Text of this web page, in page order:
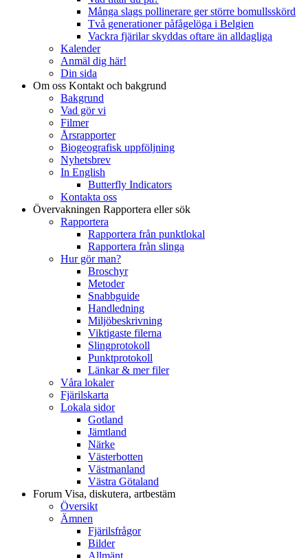
Många slags pollinerare ger större bomullsskörd
Två generationer påfågelöga i Belgien
Vackra fjärilar skyddas oftare än alldagliga
Kalender
Anmäl dig här!
Din sida
Om oss Kontakt och bakgrund
Bakgrund
Vad gör vi
Filmer
Årsrapporter
Biogeografisk uppföljning
Nyhetsbrev
In English
Butterfly Indicators
Kontakta oss
Övervakningen Rapportera eller sök
Rapportera
Rapportera från punktlokal
Rapportera från slinga
Hur gör man?
Broschyr
Metoder
Snabbguide
Handledning
Miljöbeskrivning
Viktigaste filerna
Slingprotokoll
Punktprotokoll
Länkar & mer filer
Våra lokaler
Fjärilskarta
Lokala sidor
Gotland
Jämtland
Närke
Västerbotten
Västmanland
Västra Götaland
Forum Visa, diskutera, artbestäm
Översikt
Ämnen
Fjärilsfrågor
Bilder
Allmänt